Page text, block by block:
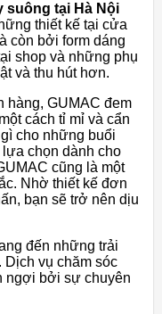
suông tại Hà Nội
thiết kế tại cửa
còn bởi form dáng
shop và những phụ
và thu hút hơn.
GUMAC đem
cách tỉ mỉ và cẩn
cho những buổi
chọn dành cho
cũng là một
Nhờ thiết kế đơn
bạn sẽ trở nên dịu
đến những trải
Dịch vụ chăm sóc
ngợi bởi sự chuyên